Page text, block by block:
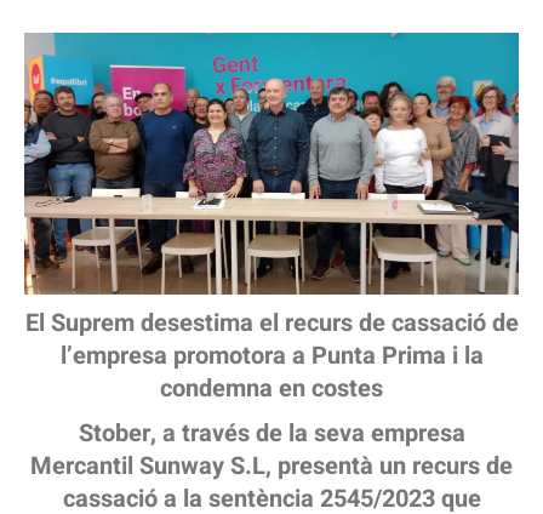
El Suprem desestima el recurs de cassació de
l’empresa promotora a Punta Prima i la
condemna en costes
Stober, a través de la seva empresa
Mercantil Sunway S.L, presentà un recurs de
cassació a la sentència 2545/2023 que